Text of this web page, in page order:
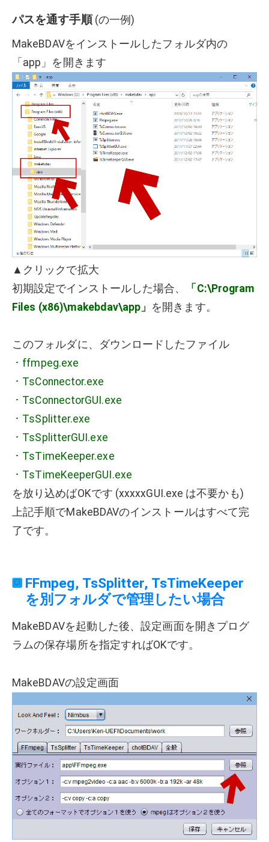
パスを通す手順(の一例)
MakeBDAVをインストールしたフォルダ内の
「app」を開きます
▲クリックで拡大
初期設定でインストールした場合、
「C:\Program
Files (x86)\makebdav\app」 を開きます。
このフォルダに、ダウンロードしたファイル
･ ffmpeg.exe
･ TsConnector.exe
･ TsConnectorGUI.exe
･ TsSplitter.exe
･ TsSplitterGUI.exe
･ TsTimeKeeper.exe
･ TsTimeKeeperGUI.exe
を放り込めばOKです (xxxxxGUI.exe は不要かも)
上記手順でMakeBDAVのインストールはすべて完
了です。
FFmpeg, TsSplitter, TsTimeKeeper
を別フォルダで管理したい場合
MakeBDAVを起動した後、設定画面を開きプログ
ラムの保存場所を指定すればOKです。
MakeBDAVの設定画面